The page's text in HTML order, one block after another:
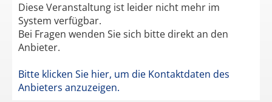
Diese Veranstaltung ist leider nicht mehr im
System verfügbar.
Bei Fragen wenden Sie sich bitte direkt an den
Anbieter.
Bitte klicken Sie hier, um die Kontaktdaten des
Anbieters anzuzeigen.